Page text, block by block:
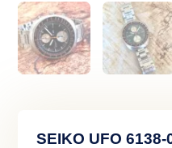
SEIKO UFO 6138-